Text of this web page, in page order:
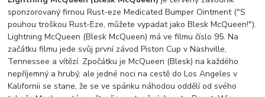
sponzorovaný firnou Rust-eze Medicated Bumper Ointment ("S
pouhou troškou Rust-Eze, můžete vypadat jako Blesk McQueen!").
Lightning McQueen (Blesk McQueen) má ve filmu číslo 95. Na
začátku filmu jede svůj první závod Piston Cup v Nashville,
Tennessee a vítězí. Zpočátku je McQueen (Blesk) na každého
nepříjemný a hrubý, ale jedné noci na cestě do Los Angeles v
Kalifornii se stane, že se ve spánku náhodou oddělí od svého